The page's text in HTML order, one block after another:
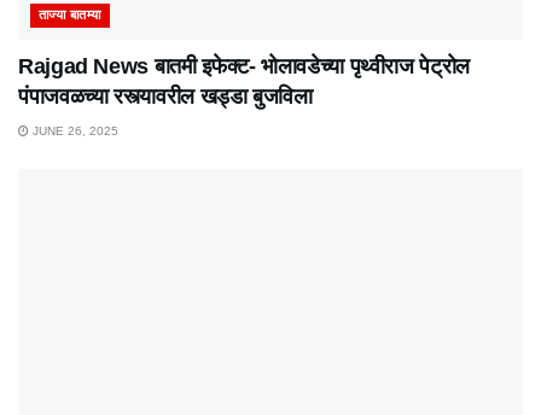
ताज्या बातम्या
Rajgad News बातमी इफेक्ट- भोलावडेच्या पृथ्वीराज पेट्रोल
पंपाजवळच्या रस्त्यावरील खड्डा बुजविला
JUNE 26, 2025